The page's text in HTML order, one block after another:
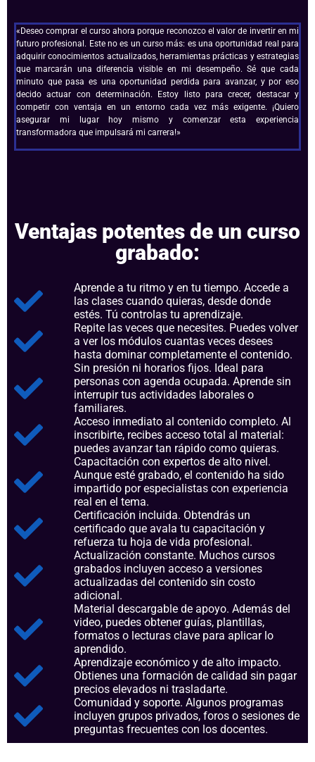
«Deseo comprar el curso ahora porque reconozco el valor de invertir en mi
futuro profesional. Este no es un curso más: es una oportunidad real para
adquirir conocimientos actualizados, herramientas prácticas y estrategias
que marcarán una diferencia visible en mi desempeño. Sé que cada
minuto que pasa es una oportunidad perdida para avanzar, y por eso
decido actuar con determinación. Estoy listo para crecer, destacar y
competir con ventaja en un entorno cada vez más exigente. ¡Quiero
asegurar mi lugar hoy mismo y comenzar esta experiencia
transformadora que impulsará mi carrera!»
Ventajas potentes de un curso
grabado:
Aprende a tu ritmo y en tu tiempo. Accede a
las clases cuando quieras, desde donde
estés. Tú controlas tu aprendizaje.
Repite las veces que necesites. Puedes volver
a ver los módulos cuantas veces desees
hasta dominar completamente el contenido.
Sin presión ni horarios fijos. Ideal para
personas con agenda ocupada. Aprende sin
interrupir tus actividades laborales o
familiares.
Acceso inmediato al contenido completo. Al
inscribirte, recibes acceso total al material:
puedes avanzar tan rápido como quieras.
Capacitación con expertos de alto nivel.
Aunque esté grabado, el contenido ha sido
impartido por especialistas con experiencia
real en el tema.
Certificación incluida. Obtendrás un
certificado que avala tu capacitación y
refuerza tu hoja de vida profesional.
Actualización constante. Muchos cursos
grabados incluyen acceso a versiones
actualizadas del contenido sin costo
adicional.
Material descargable de apoyo. Además del
video, puedes obtener guías, plantillas,
formatos o lecturas clave para aplicar lo
aprendido.
Aprendizaje económico y de alto impacto.
Obtienes una formación de calidad sin pagar
precios elevados ni trasladarte.
Comunidad y soporte. Algunos programas
incluyen grupos privados, foros o sesiones de
preguntas frecuentes con los docentes.